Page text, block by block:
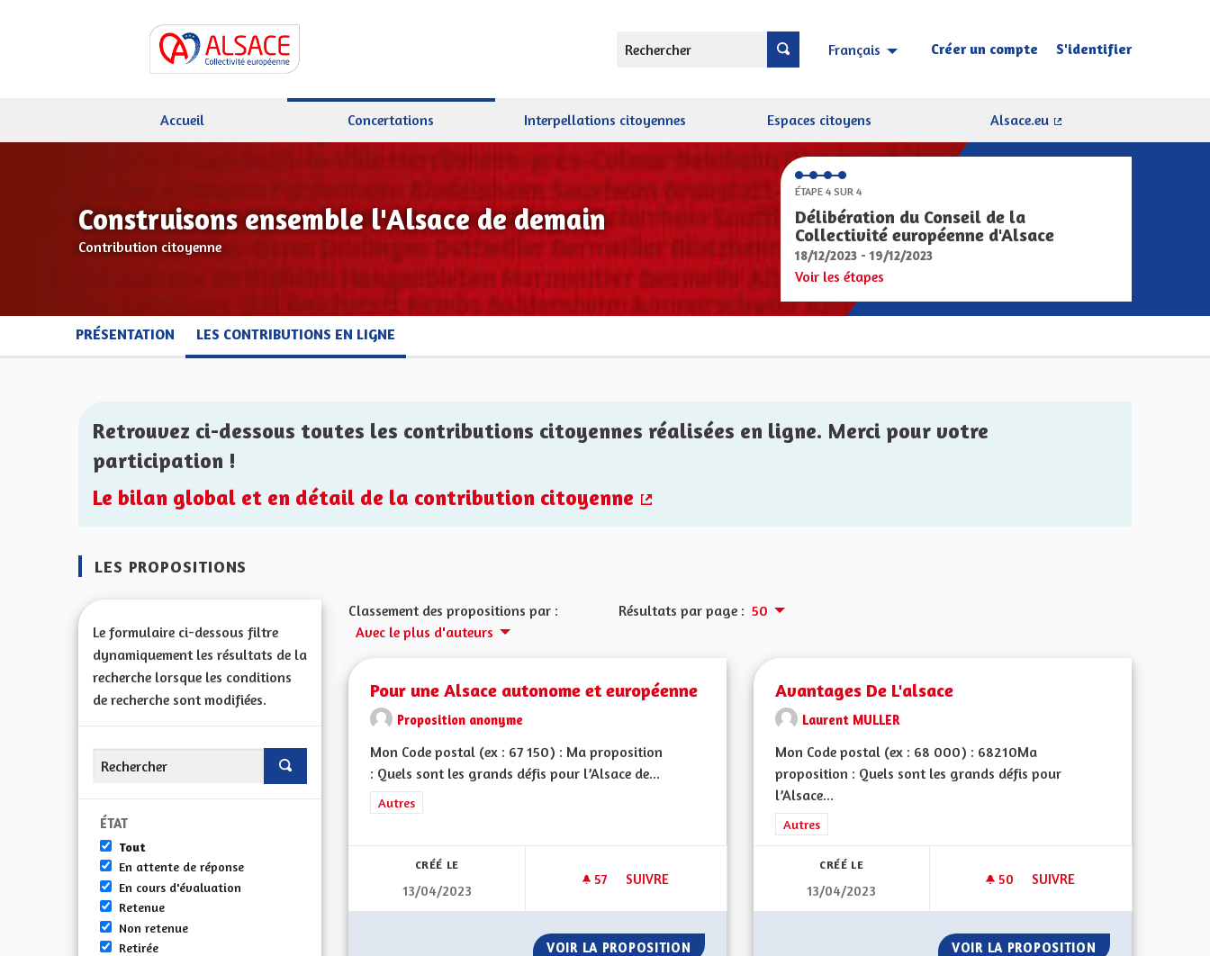
Rechercher Français Choisir la langue Sprache wählen
Créer un compte S'identifier
Accueil Concertations Interpellations citoyennes Espaces citoyens
Alsace.eu
Construisons ensemble l'Alsace de demain
Contribution citoyenne
ÉTAPE 4 SUR 4
Délibération du Conseil de la
Collectivité européenne d'Alsace
18/12/2023 - 19/12/2023
Voir les étapes
PRÉSENTATION LES CONTRIBUTIONS EN LIGNE
Retrouvez ci-dessous toutes les contributions citoyennes réalisées en ligne. Merci pour votre
participation !
Le bilan global et en détail de la contribution citoyenne
LES PROPOSITIONS
Le formulaire ci-dessous filtre
dynamiquement les résultats de la
recherche lorsque les conditions
de recherche sont modifiées.
ÉTAT
Tout
En attente de réponse
En cours d'évaluation
Retenue
Non retenue
Retirée
Classement des propositions par :
Avec le plus d'auteurs
Résultats par page : 50
Pour une Alsace autonome et européenne
Proposition anonyme
Mon Code postal (ex : 67 150) : Ma proposition
: Quels sont les grands défis pour l’Alsace de...
Filtrer les résultats de la catégorie : Autres
Autres
CRÉÉ LE
13/04/2023
57 57 ABONNÉS
SUIVRE
POUR UNE ALSACE AUTONOME ET EUROPÉENNE
VOIR LA PROPOSITION POUR UNE ALSACE AUTONOME ET EUROPÉENNE
Avantages De L'alsace
Laurent MULLER
Mon Code postal (ex : 68 000) : 68210Ma
proposition : Quels sont les grands défis pour
l’Alsace...
Filtrer les résultats de la catégorie : Autres
Autres
CRÉÉ LE
13/04/2023
50 50 ABONNÉS
SUIVRE
VOIR LA PROPOSITION AVANTAGES DE